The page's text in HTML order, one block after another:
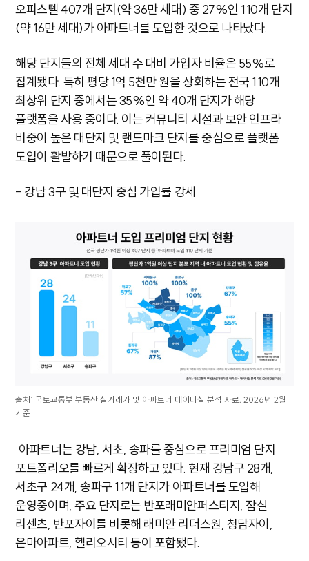
오피스텔 407개 단지(약 36만 세대) 중 27%인 110개 단지
(약 16만 세대)가 아파트너를 도입한 것으로 나타났다.
해당 단지들의 전체 세대 수 대비 가입자 비율은 55%로
집계됐다. 특히 평당 1억 5천만 원을 상회하는 전국 110개
최상위 단지 중에서는 35%인 약 40개 단지가 해당
플랫폼을 사용 중이다. 이는 커뮤니티 시설과 보안 인프라
비중이 높은 대단지 및 랜드마크 단지를 중심으로 플랫폼
도입이 활발하기 때문으로 풀이된다.
- 강남 3구 및 대단지 중심 가입률 강세
출처: 국토교통부 부동산 실거래가 및 아파트너 데이터실 분석 자료, 2026년 2월
기준
아파트너는 강남, 서초, 송파를 중심으로 프리미엄 단지
포트폴리오를 빠르게 확장하고 있다. 현재 강남구 28개,
서초구 24개, 송파구 11개 단지가 아파트너를 도입해
운영중이며, 주요 단지로는 반포래미안퍼스티지, 잠실
리센츠, 반포자이를 비롯해 래미안 리더스원, 청담자이,
은마아파트, 헬리오시티 등이 포함됐다.